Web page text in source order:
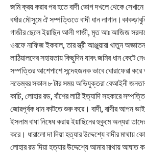
জমি ক্রয় করার পর হতে বাদী ভোগ দখলে থেকে
বর্ষার মৌসুমে ঐ সম্পত্তিতে বাদী ধান
গাজীর ছেলে ইয়াছিন আলী গাজী, মৃত আঃ আজিজ
ওরফে নাফিজ ইকবাল, তার স্ত্রী আঞ্জুয়ারা খাতুন
লাঠিয়ালদের সহায়তায় কিছুদিন যাবৎ জমির ধান কেটে
সম্পত্তির আশেপাশে সন্দেহজনক ভাবে ঘোরাফেরা
নভেম্বর সকাল ৮ টার সময় অভিযুক্তরা বেআইনী
কাচি, লোহার রড, বাঁশের লাঠি ইত্যাদি সহকারে
জোরপূর্বক ধান কাটতে শুরু করে। বাদী, বাদীর আপন
ইসলাম বাধা নিষেধ করায় ইয়াছিনের হুকুমে অন্যরা
করে। ধারালো দা দিয়া হত্যার উদ্দেশ্যে বাদীর
লোহার রড দিয়া হত্যার উদ্দেশ্যে আমার মাথায় আঘাত